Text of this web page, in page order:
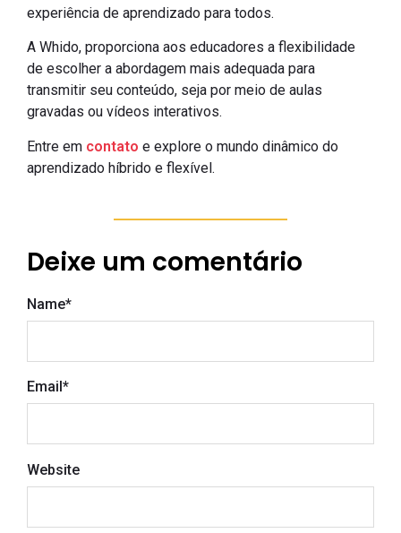
experiência de aprendizado para todos.
A Whido, proporciona aos educadores a flexibilidade
de escolher a abordagem mais adequada para
transmitir seu conteúdo, seja por meio de aulas
gravadas ou vídeos interativos.
Entre em contato e explore o mundo dinâmico do
aprendizado híbrido e flexível.
Deixe um comentário
Name*
Email *
Website